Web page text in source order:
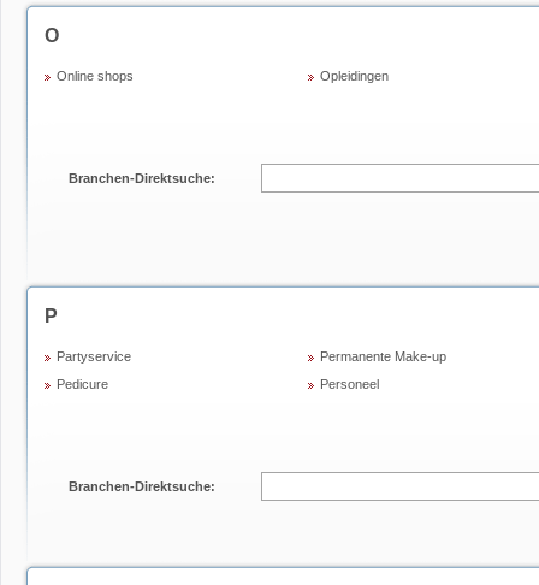
O
Online shops Opleidingen
Branchen-Direktsuche:
P
Partyservice
Pedicure
Permanente Make-up
Personeel
Branchen-Direktsuche: